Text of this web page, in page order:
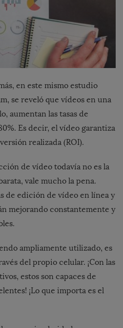
en este mismo estudio
se reveló que vídeos en una
aumentan las tasas de
Es decir, el vídeo garantiza
realizada (ROI).
de vídeo todavía no es la
vale mucho la pena.
de edición de vídeo en línea y
mejorando constantemente y
ampliamente utilizado, es
del propio celular. ¡Con las
estos son capaces de
¡Lo que importa es el